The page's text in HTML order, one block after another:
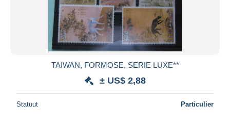
TAIWAN, FORMOSE, SERIE LUXE**
± US$ 2,88
Statuut Particulier